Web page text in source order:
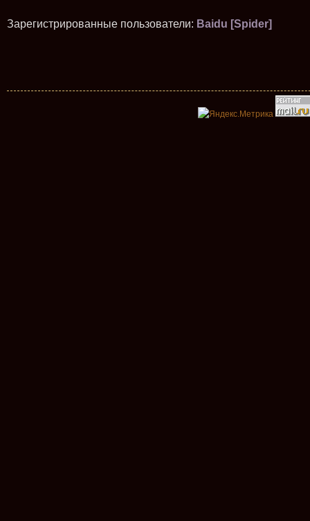
Зарегистрированные пользователи: Baidu [Spider]